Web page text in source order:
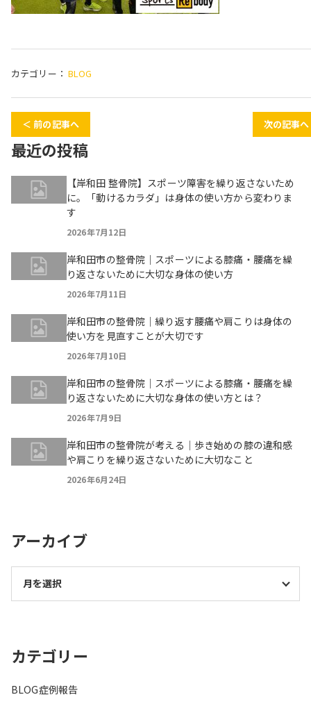
カテゴリー： BLOG
＜ 前の記事へ 次の記事
最近の投稿
【岸和田 整骨院】スポーツ障害を繰り返さないため
に。「動けるカラダ」は身体の使い方から変わりま
す
2026年7月12日
岸和田市の整骨院｜スポーツによる膝痛・腰痛を繰
り返さないために大切な身体の使い方
2026年7月11日
岸和田市の整骨院｜繰り返す腰痛や肩こりは身体の
使い方を見直すことが大切です
2026年7月10日
岸和田市の整骨院｜スポーツによる膝痛・腰痛を繰
り返さないために大切な身体の使い方とは？
2026年7月9日
岸和田市の整骨院が考える｜歩き始めの膝の違和感
や肩こりを繰り返さないために大切なこと
2026年6月24日
アーカイブ
カテゴリー
BLOG症例報告